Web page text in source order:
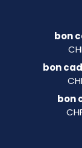
bon
bon
bon